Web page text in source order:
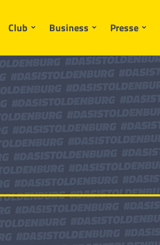
Club Business Presse